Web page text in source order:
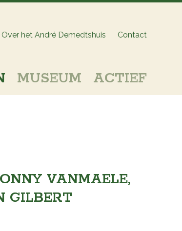
Over het André Demedtshuis Contact
MUSEUM ACTIEF
VANMAELE,
GILBERT